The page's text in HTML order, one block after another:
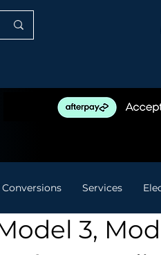
Conversions Services
3,